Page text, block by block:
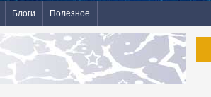
Блоги Полезное